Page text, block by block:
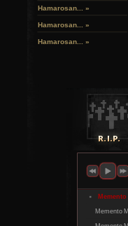
Hamarosan... »
Hamarosan... »
Hamarosan... »